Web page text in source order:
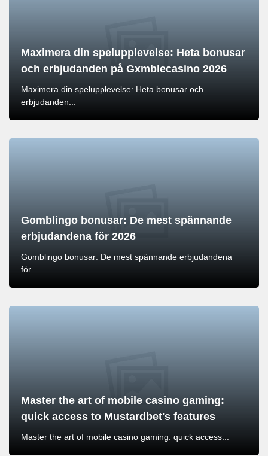
Maximera din spelupplevelse: Heta bonusar
och erbjudanden på Gxmblecasino 2026
Maximera din spelupplevelse: Heta bonusar och
erbjudanden...
Gomblingo bonusar: De mest spännande
erbjudandena för 2026
Gomblingo bonusar: De mest spännande erbjudandena
för...
Master the art of mobile casino gaming:
quick access to Mustardbet's features
Master the art of mobile casino gaming: quick access...